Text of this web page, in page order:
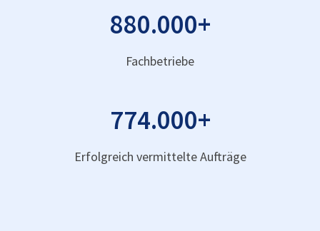
880.000+
Fachbetriebe
774.000+
Erfolgreich vermittelte Aufträge